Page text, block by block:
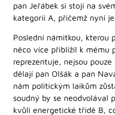
pan Jeřábek si stojí na
kategorii A, přičemž nyní
Poslední námitkou, kterou
něco více přiblížil k mému
reprezentuje, nejsou
dělají pan Olšák a pan
nám politickým laikům
soudný by se neodvolával
kvůli energetické třídě B,